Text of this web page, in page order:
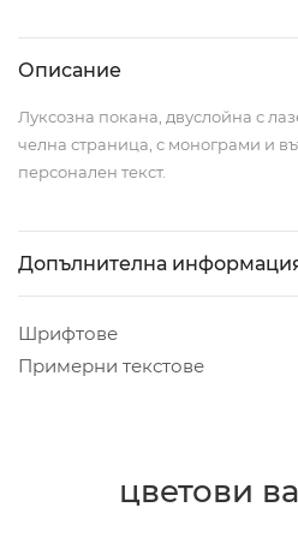
Описание
Луксозна покана, двуслойна с
челна страница, с монограми и
персонален текст.
Допълнителна
Шрифтове
Примерни текстове
цветови